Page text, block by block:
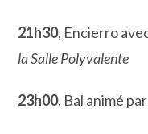
21h30, Encierro
la Salle Polyvalente
23h00, Bal animé par